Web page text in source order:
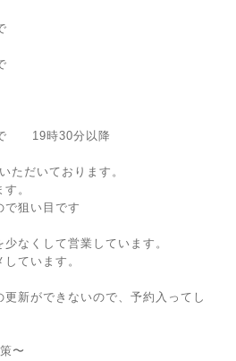
19時30分以降
ただいております。
。
で狙い目です
なくして営業しています。
ています。
新ができないので、予約入ってし
〜